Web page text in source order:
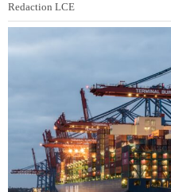
Redaction LCE